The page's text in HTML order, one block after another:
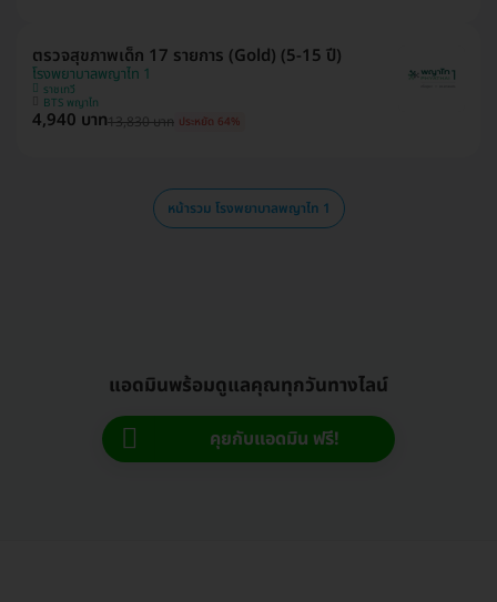
ตรวจสุขภาพเด็ก 17 รายการ (Gold) (5-15 ปี)
โรงพยาบาลพญาไท 1
ราชเทวี
BTS พญาไท
4,940 บาท13,830 บาท ประหยัด 64%
หน้ารวม โรงพยาบาลพญาไท 1
แอดมินพร้อมดูแลคุณทุกวันทางไลน์
คุยกับแอดมิน ฟรี!